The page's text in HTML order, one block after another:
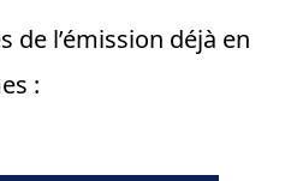
de l’émission déjà en
: